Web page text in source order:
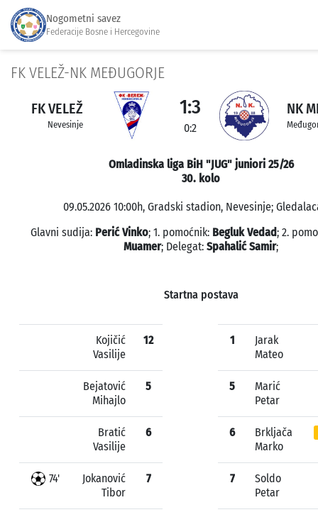
Nogometni savez
Federacije Bosne i Hercegovine
FK VELEŽ-NK MEĐUGORJE
FK VELEŽ
Nevesinje
1:3
0:2
NK
Omladinska liga BiH "JUG" juniori 25/26
30. kolo
09.05.2026 10:00h, Gradski stadion, Nevesinje;
Glavni sudija: Perić Vinko; 1. pomoćnik: Begluk Vedad; 2.
Muamer; Delegat: Spahalić Samir;
Startna postava
Kojičić
Vasilije
12
Bejatović
Mihajlo
5
Bratić
Vasilije
6
74'
Jokanović
Tibor
7
1
Jarak
Mateo
5
Marić
Petar
6
Brkljača
Marko
7
Soldo
Petar